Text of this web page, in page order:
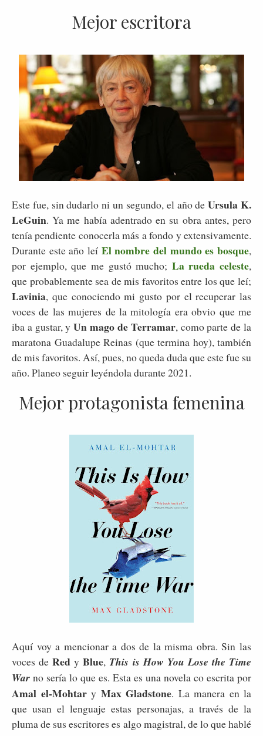
Mejor escritora
Este fue, sin dudarlo ni un segundo, el año deUrsula K.
LeGuin. Ya me había adentrado en su obra antes, pero
tenía pendiente conocerla más a fondo y extensivamente.
Durante este año leí El nombre del mundo es bosque,
por ejemplo, que me gustó mucho; La rueda celeste,
que probablemente sea de mis favoritos entre los que leí;
Lavinia, que conociendo mi gusto por el recuperar las
voces de las mujeres de la mitología era obvio que me
iba a gustar, yUn mago de Terramar, como parte de la
maratona Guadalupe Reinas (que termina hoy), también
de mis favoritos. Así, pues, no queda duda que este fue su
año. Planeo seguir leyéndola durante 2021.
Mejor protagonista femenina
Aquí voy a mencionar a dos de la misma obra. Sin las
voces deRedyBlue, This is How You Lose the Time
War no sería lo que es. Esta es una novela co escrita por
Amal el-Mohtar y Max Gladstone. La manera en la
que usan el lenguaje estas personajas, a través de la
pluma de sus escritores es algo magistral, de lo que hablé